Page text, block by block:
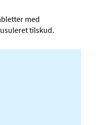
med
tilskud.